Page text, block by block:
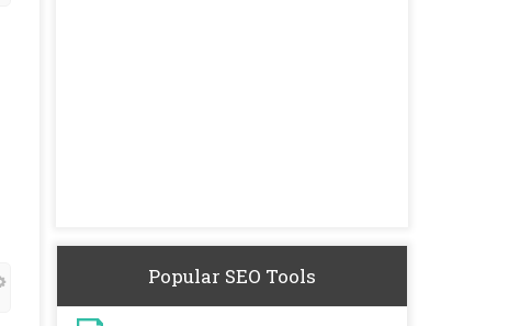
Popular SEO Tools